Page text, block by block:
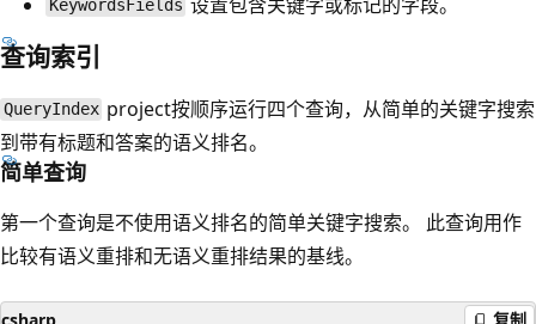
KeywordsFields
查询索引
QueryIndex project按顺序运行四个查询，从简单的关键字搜索
到带有标题和答案的语义排名。
简单查询
第一个查询是不使用语义排名的简单关键字搜索。 此查询用作
比较有语义重排和无语义重排结果的基线。
csharp